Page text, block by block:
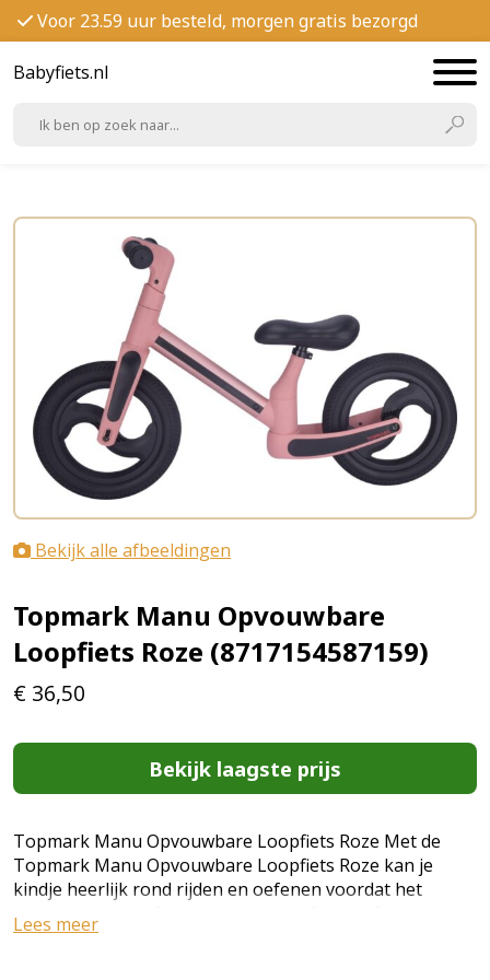
Voor 23.59 uur besteld, morgen gratis bezorgd
Babyfiets.nl
Bekijk alle afbeeldingen
Topmark Manu Opvouwbare
Loopfiets Roze (8717154587159)
€ 36,50
Bekijk laagste prijs
Topmark Manu Opvouwbare Loopfiets Roze Met de
Topmark Manu Opvouwbare Loopfiets Roze kan je
kindje heerlijk rond rijden en oefenen voordat het
overgaat op een fiets met trappers. De loopfiets is
voorzien van een eenvoudig opvouwsysteem, een in
Lees meer